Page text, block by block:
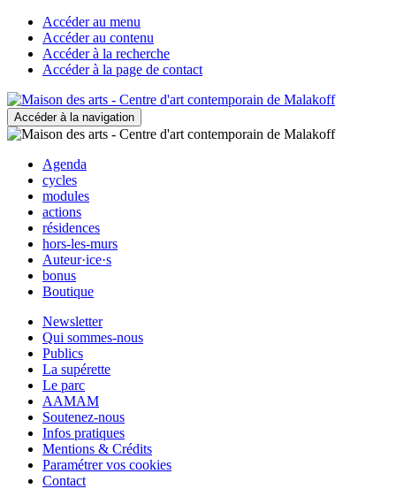
Accéder au menu
Accéder au contenu
Accéder à la recherche
Accéder à la page de contact
Accéder à la navigation
Agenda
cycles
modules
actions
résidences
hors-les-murs
Auteur·ice·s
bonus
Boutique
Newsletter
Qui sommes-nous
Publics
La supérette
Le parc
AAMAM
Soutenez-nous
Infos pratiques
Mentions & Crédits
Paramétrer vos cookies
Contact